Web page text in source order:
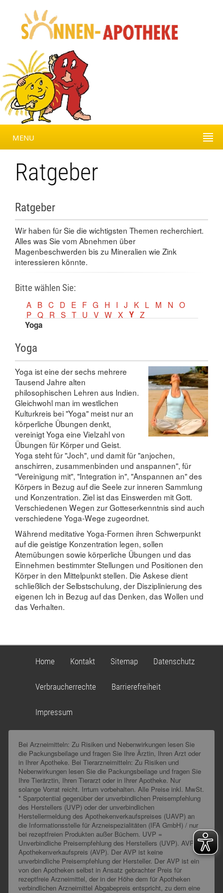
MENU
Ratgeber
Ratgeber
Wir haben für Sie die wichtigsten Themen recherchiert.
Alles was Sie vom Abnehmen über
Magenbeschwerden bis zu Mineralien wie Zink
interessieren könnte.
Bitte wählen Sie:
A B C D E F G H I J K L M N O
P Q R S T U V W X Y Z
Yoga
Yoga
Yoga ist eine der sechs mehrere
Tausend Jahre alten
philosophischen Lehren aus Indien.
Gleichwohl man im westlichen
Kulturkreis bei "Yoga" meist nur an
körperliche Übungen denkt,
vereinigt Yoga eine Vielzahl von
Übungen für Körper und Geist.
Yoga steht für "Joch", und damit für "anjochen,
anschirren, zusammenbinden und anspannen", für
"Vereinigung mit", "Integration in", "Anspannen an" des
Körpers in Bezug auf die Seele zur inneren Sammlung
und Konzentration. Ziel ist das Einswerden mit Gott.
Verschiedenen Wegen zur Gotteserkenntnis sind auch
verschiedene Yoga-Wege zugeordnet.
Während meditative Yoga-Formen ihren Schwerpunkt
auf die geistige Konzentration legen, sollen
Atemübungen sowie körperliche Übungen und das
Einnehmen bestimmter Stellungen und Positionen den
Körper in den Mittelpunkt stellen. Die Askese dient
schließlich der Selbstschulung, der Disziplinierung des
eigenen Ich in Bezug auf das Denken, das Wollen und
das Verhalten.
Home Kontakt Sitemap Datenschutz
Verbraucherrechte Barrierefreiheit
Impressum
Bei Arzneimitteln: Zu Risiken und Nebenwirkungen lesen Sie
die Packungsbeilage und fragen Sie Ihre Ärztin, Ihren Arzt oder
in Ihrer Apotheke. Bei Tierarzneimitteln: Zu Risiken und
Nebenwirkungen lesen Sie die Packungsbeilage und fragen Sie
Ihre Tierärztin, Ihren Tierarzt oder in Ihrer Apotheke. Nur
solange Vorrat reicht. Irrtum vorbehalten. Alle Preise inkl. MwSt.
* Sparpotential gegenüber der unverbindlichen Preisempfehlung
des Herstellers (UVP) oder der unverbindlichen
Herstellermeldung des Apothekenverkaufspreises (UAVP) an
die Informationsstelle für Arzneispezialitäten (IFA GmbH) / nur
bei rezeptfreien Produkten außer Büchern. UVP =
Unverbindliche Preisempfehlung des Herstellers (UVP). AVP =
Apothekenverkaufspreis (AVP). Der AVP ist keine
unverbindliche Preisempfehlung der Hersteller. Der AVP ist ein
von den Apotheken selbst in Ansatz gebrachter Preis für
rezeptfreie Arzneimittel, der in der Höhe dem für Apotheken
verbindlichen Arzneimittel Abgabepreis entspricht, zu dem eine